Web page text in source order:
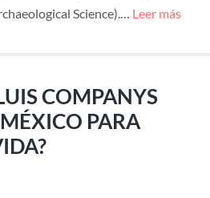
Science).… Leer más
COMPANYS
PARA